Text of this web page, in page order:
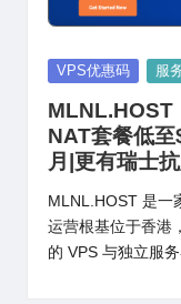
Posted
VPS优惠码 服
MLNL.HOST
NAT套餐低
月|更有瑞士
MLNL.HOST 是一
运营根基位于香港
的 VPS 与独立服